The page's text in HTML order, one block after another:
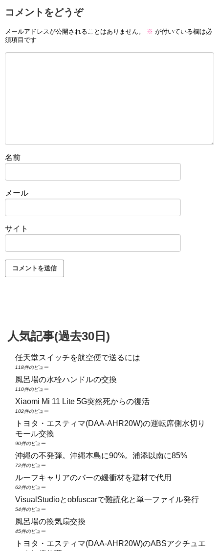
コメントをどうぞ
メールアドレスが公開されることはありません。 ※ が付いている欄は必
須項目です
名前
メール
サイト
人気記事(過去30日)
任天堂スイッチを航空便で送るには
118件のビュー
風呂場の水栓ハンドルの交換
110件のビュー
Xiaomi Mi 11 Lite 5G突然死からの復活
102件のビュー
トヨタ・エスティマ(DAA‑AHR20W)の運転席側水切り
モール交換
90件のビュー
沖縄の不発弾。沖縄本島に90%。浦添以南に85%
72件のビュー
ルーフキャリアのバーの緩衝材を建材で代用
62件のビュー
VisualStudioとobfuscarで難読化と単一ファイル発行
54件のビュー
風呂場の換気扇交換
45件のビュー
トヨタ・エスティマ(DAA‑AHR20W)のABSアクチュエ